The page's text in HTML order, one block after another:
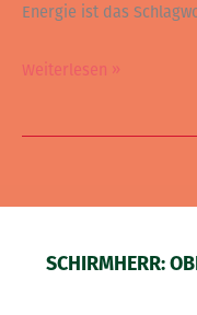
Energie ist das
Weiterlesen »
SCHIRMHERR: